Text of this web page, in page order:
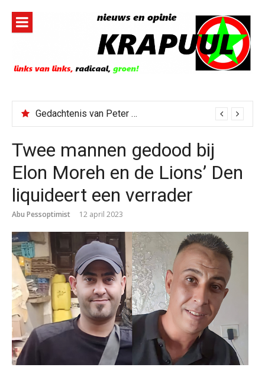
inhoud
Gedachtenis van Peter Faber
Twee mannen gedood bij
Elon Moreh en de Lions’ Den
liquideert een verrader
Abu Pessoptimist 12 april 2023